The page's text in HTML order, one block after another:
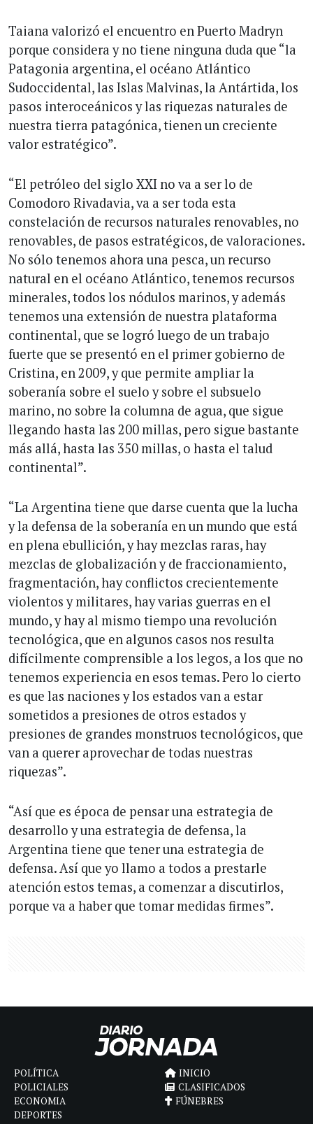
Taiana valorizó el encuentro en Puerto Madryn
porque considera y no tiene ninguna duda que “la
Patagonia argentina, el océano Atlántico
Sudoccidental, las Islas Malvinas, la Antártida, los
pasos interoceánicos y las riquezas naturales de
nuestra tierra patagónica, tienen un creciente
valor estratégico”.
“El petróleo del siglo XXI no va a ser lo de
Comodoro Rivadavia, va a ser toda esta
constelación de recursos naturales renovables, no
renovables, de pasos estratégicos, de valoraciones.
No sólo tenemos ahora una pesca, un recurso
natural en el océano Atlántico, tenemos recursos
minerales, todos los nódulos marinos, y además
tenemos una extensión de nuestra plataforma
continental, que se logró luego de un trabajo
fuerte que se presentó en el primer gobierno de
Cristina, en 2009, y que permite ampliar la
soberanía sobre el suelo y sobre el subsuelo
marino, no sobre la columna de agua, que sigue
llegando hasta las 200 millas, pero sigue bastante
más allá, hasta las 350 millas, o hasta el talud
continental”.
“La Argentina tiene que darse cuenta que la lucha
y la defensa de la soberanía en un mundo que está
en plena ebullición, y hay mezclas raras, hay
mezclas de globalización y de fraccionamiento,
fragmentación, hay conflictos crecientemente
violentos y militares, hay varias guerras en el
mundo, y hay al mismo tiempo una revolución
tecnológica, que en algunos casos nos resulta
difícilmente comprensible a los legos, a los que no
tenemos experiencia en esos temas. Pero lo cierto
es que las naciones y los estados van a estar
sometidos a presiones de otros estados y
presiones de grandes monstruos tecnológicos, que
van a querer aprovechar de todas nuestras
riquezas”.
“Así que es época de pensar una estrategia de
desarrollo y una estrategia de defensa, la
Argentina tiene que tener una estrategia de
defensa. Así que yo llamo a todos a prestarle
atención estos temas, a comenzar a discutirlos,
porque va a haber que tomar medidas firmes”.
POLÍTICA
POLICIALES
ECONOMIA
DEPORTES
INICIO
CLASIFICADOS
FÚNEBRES